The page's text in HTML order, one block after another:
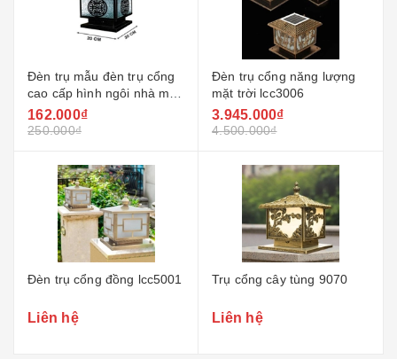
Đèn trụ mẫu đèn trụ cổng
cao cấp hình ngôi nhà mái
trơn
162.000₫
250.000₫
Đèn trụ cổng năng lượng
mặt trời lcc3006
3.945.000₫
4.500.000₫
Đèn trụ cổng đồng lcc5001
Liên hệ
Trụ cổng cây tùng 9070
Liên hệ